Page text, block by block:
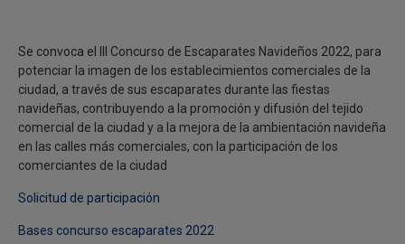
Se convoca el III Concurso de Escaparates Navideños 2022, para
potenciar la imagen de los establecimientos comerciales de la
ciudad, a través de sus escaparates durante las fiestas
navideñas, contribuyendo a la promoción y difusión del tejido
comercial de la ciudad y a la mejora de la ambientación navideña
en las calles más comerciales, con la participación de los
comerciantes de la ciudad
Solicitud de participación
Bases concurso escaparates 2022